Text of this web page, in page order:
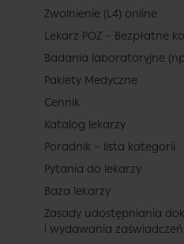
Zwolnienie (L4) online
Lekarz POZ – Bezpłatne
Badania laboratoryjne
Pakiety Medyczne
Cennik
Katalog lekarzy
Poradnik – lista kategorii
Pytania do lekarzy
Baza lekarzy
Zasady udostępniania
i wydawania zaświadczeń